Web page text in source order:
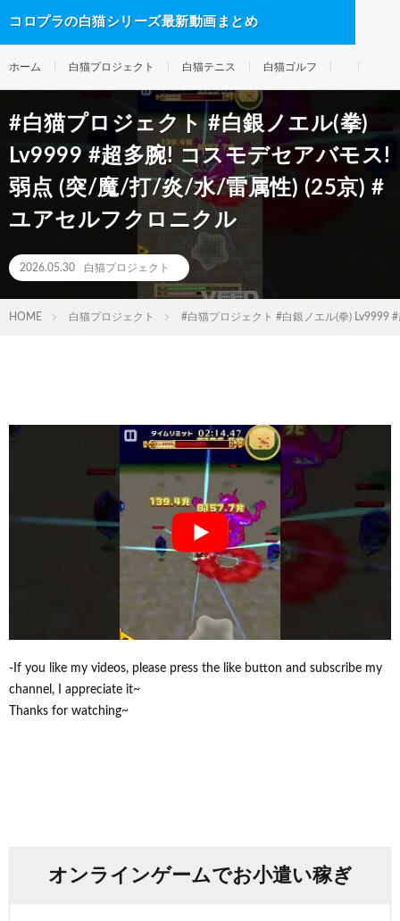
コロプラの白猫シリーズ最新動画まとめ
ホーム 白猫プロジェクト 白猫テニス 白猫ゴルフ
#白猫プロジェクト #白銀ノエル(拳)
Lv9999 #超多腕! コスモデセアバモス!
弱点 (突/魔/打/炎/水/雷属性) (25京) #
ユアセルフクロニクル
2026.05.30 白猫プロジェクト
HOME 白猫プロジェクト #白猫プロジェクト #白銀ノエル(拳) Lv9999
-If you like my videos, please press the like button and subscribe my
channel, I appreciate it~
Thanks for watching~
オンラインゲームでお小遣い稼ぎ